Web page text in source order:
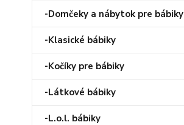
-Domčeky a nábytok pre bábiky
-Klasické bábiky
-Kočíky pre bábiky
-Látkové bábiky
-L.o.l. bábiky